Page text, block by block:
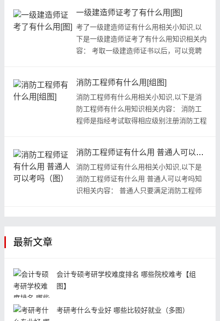
一级建造师证考了有什么用[图]
考了一级建造师证有什么用相关小知识,以
下是一级建造师证考了有什么用知识相关内
容： 考取一级建造师证书以后，可以竞聘
消防工程师有什么用[组图]
消防工程师有什么用相关小知识,以下是消
防工程师有什么用知识相关内容： 消防工
程师是指经考试取得相应级别注册消防工程
消防工程师证有什么用 普通人可以考吗（图）
消防工程师证有什么用相关小知识,以下是
消防工程师证有什么用 普通人可以考吗知
识相关内容： 普通人只要满足消防工程师
最新文章
会计专硕考研学校难度排名 哪些院校难考【组
图】
考研考什么专业好 哪些比较好就业（多图）